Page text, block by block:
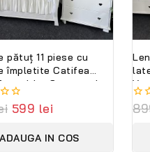
pătuț 11 piese cu
împletite Catifea
– Set complet
din catifea
bumbac natural
599 lei
ADAUGA IN COS
0